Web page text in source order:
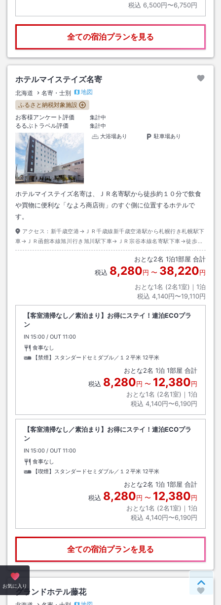
税込 6,500円〜6,750円
全ての宿泊プランを見る
ホテルマイステイズ名寄
北海道 名寄・士別
地図
ふるさと納税対象施設
お客様アンケート評価
集計中
るるぶトラベル評価
集計中
大浴場あり
駐車場あり
ホテルマイステイズ名寄は、ＪＲ名寄駅から徒歩約１０分で飲食
や買物に便利な「なよろ商店街」のすぐ側に位置するホテルで
す。
アクセス： 新千歳空港→ＪＲ千歳線新千歳空港駅から札幌行き札幌駅下
車→ＪＲ函館本線旭川行き旭川駅下車→ＪＲ宗谷本線名寄駅下車→徒歩約
１０分
おとな2名 1泊1部屋 合計
税込 8,280円 〜 38,220円
おとな1名 (2名1室)｜ 1泊
税込 4,140円〜19,110円
【客室清掃なし／素泊まり】お得にステイ！連泊ECOプラ
ン
IN チェックイン
15:00 / OUT チェックアウト
11:00
食事なし
【禁煙】スタンダードセミダブル／１２平米 12平米
おとな2名 1泊 1部屋 合計
税込 8,280円 〜 12,380円
おとな1名 (2名1室)｜ 1泊
税込 4,140円〜6,190円
【客室清掃なし／素泊まり】お得にステイ！連泊ECOプラ
ン
IN チェックイン
15:00 / OUT チェックアウト
11:00
食事なし
【喫煙】スタンダードセミダブル／１２平米 12平米
おとな2名 1泊 1部屋 合計
税込 8,280円 〜 12,380円
おとな1名 (2名1室)｜ 1泊
税込 4,140円〜6,190円
全ての宿泊プランを見る
グランドホテル藤花
お気に入り ペー